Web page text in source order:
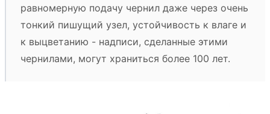
равномерную подачу чернил даже через очень
тонкий пишущий узел, устойчивость к влаге и
к выцветанию - надписи, сделанные этими
чернилами, могут храниться более 100 лет.